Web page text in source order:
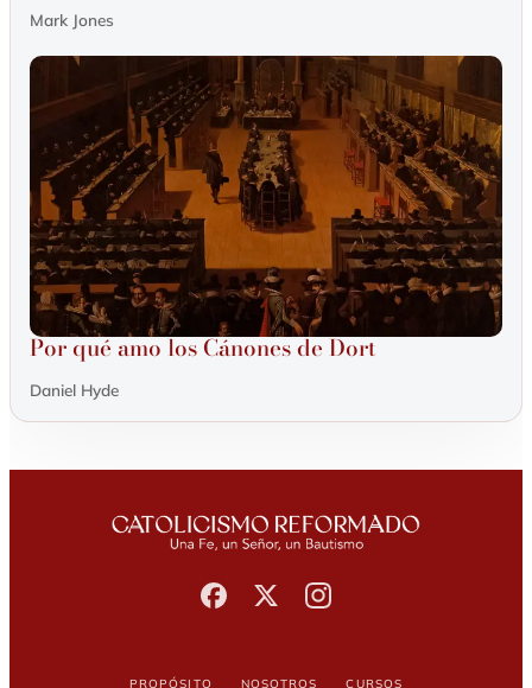
Mark Jones
Por qué amo los Cánones de Dort
Daniel Hyde
Propósito Nosotros Cursos